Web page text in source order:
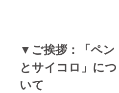
▼ご挨拶：「ペン
とサイコロ」につ
いて